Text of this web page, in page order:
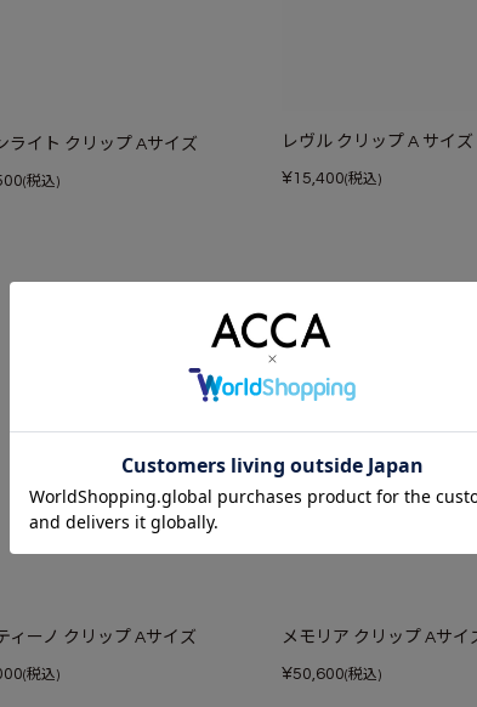
ライト クリップ Aサイズ
(税込)
レヴル クリップ A サイズ
¥15,400(税込)
ィーノ クリップ Aサイズ
(税込)
メモリア クリップ Aサイ
¥50,600(税込)